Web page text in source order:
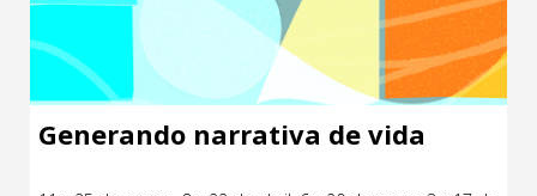
Música
Sin categoría
Generando narrativa de vida